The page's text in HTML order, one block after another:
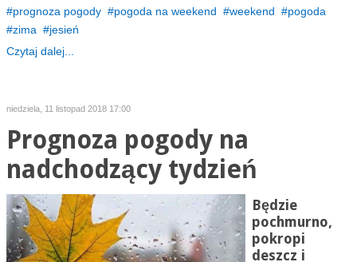
prognoza pogody
pogoda na weekend weekend
pogoda
zima
jesień
Czytaj dalej...
niedziela, 11 listopad 2018 17:00
Prognoza pogody na
nadchodzący tydzień
Będzie
pochmurno,
pokropi
deszcz i